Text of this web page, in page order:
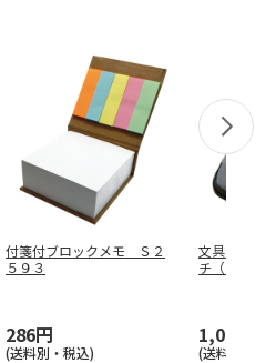
付箋付ブロックメモ Ｓ２
５９３
286円
(送料別・税込)
文具まとめ
チ（グレー
1,045円
(送料別・税